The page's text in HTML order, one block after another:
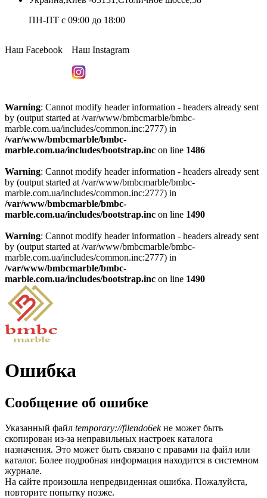
ПН-ПТ с 09:00 до 18:00
Наш Facebook Наш Instagram
Warning: Cannot modify header information - headers already sent
by (output started at /var/www/bmbcmarble/bmbc-
marble.com.ua/includes/common.inc:2777) in
/var/www/bmbcmarble/bmbc-
marble.com.ua/includes/bootstrap.inc on line 1486
Warning: Cannot modify header information - headers already sent
by (output started at /var/www/bmbcmarble/bmbc-
marble.com.ua/includes/common.inc:2777) in
/var/www/bmbcmarble/bmbc-
marble.com.ua/includes/bootstrap.inc on line 1490
Warning: Cannot modify header information - headers already sent
by (output started at /var/www/bmbcmarble/bmbc-
marble.com.ua/includes/common.inc:2777) in
/var/www/bmbcmarble/bmbc-
marble.com.ua/includes/bootstrap.inc on line 1490
Ошибка
Сообщение об ошибке
Указанный файл temporary://filendo6ekне может быть
скопирован из-за неправильных настроек каталога
назначения. Это может быть связано с правами на файл или
каталог. Более подробная информация находится в системном
журнале.
На сайте произошла непредвиденная ошибка. Пожалуйста,
повторите попытку позже.